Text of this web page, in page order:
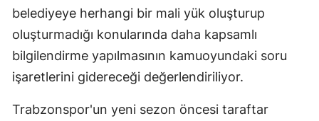
belediyeye herhangi bir mali yük oluşturup
oluşturmadığı konularında daha kapsamlı
bilgilendirme yapılmasının kamuoyundaki soru
işaretlerini gidereceği değerlendiriliyor.
Trabzonspor'un yeni sezon öncesi taraftar